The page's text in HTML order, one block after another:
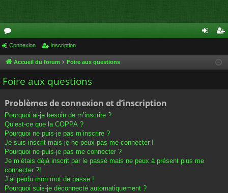
or
u
m
cri
Connexion Inscription
Accueil du forum Foire aux questions
Foire aux questions
Problèmes de connexion et d’inscription
Pourquoi ai-je besoin de m’inscrire ?
Qu’est-ce que la COPPA ?
Pourquoi ne puis-je pas m’inscrire ?
Je suis inscrit mais je ne peux pas me connecter !
Pourquoi ne puis-je pas me connecter ?
Je m’étais déjà inscrit par le passé mais ne peux à présent plus me
connecter ?!
J’ai perdu mon mot de passe !
Pourquoi suis-je déconnecté automatiquement ?